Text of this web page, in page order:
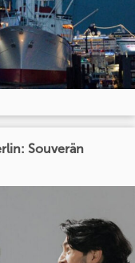
Souverän